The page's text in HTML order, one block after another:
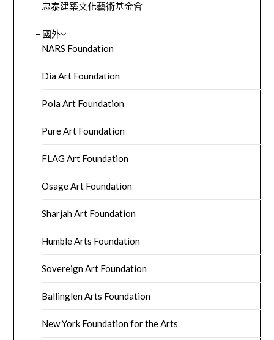
忠泰建築文化藝術基金會
– 國外
NARS Foundation
Dia Art Foundation
Pola Art Foundation
Pure Art Foundation
FLAG Art Foundation
Osage Art Foundation
Sharjah Art Foundation
Humble Arts Foundation
Sovereign Art Foundation
Ballinglen Arts Foundation
New York Foundation for the Arts